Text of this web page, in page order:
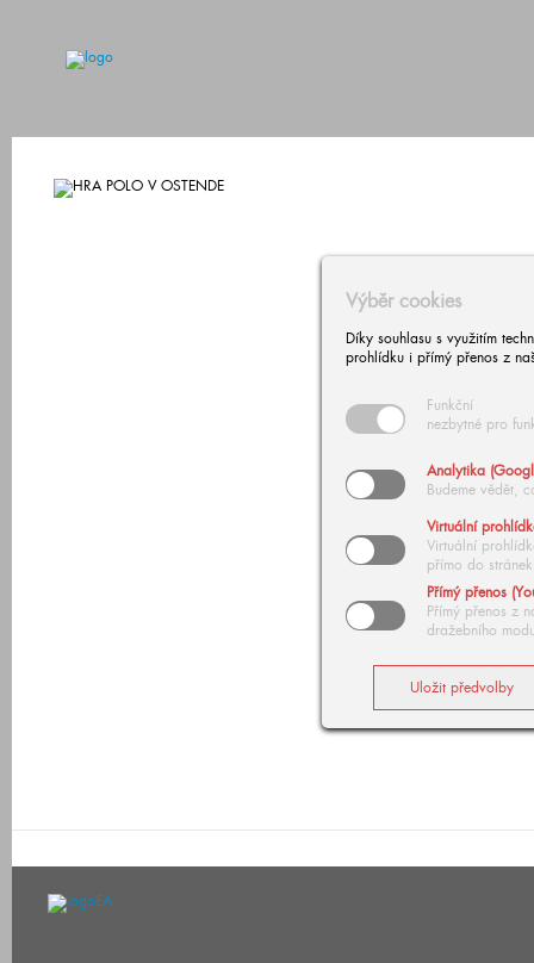
Výběr cookies
Díky souhlasu s využitím
prohlídku i přímý přenos z
Funkční
nezbytné pro
Analytika
Budeme vědět,
Virtuální
Virtuální
přímo do stránek
Přímý přenos
Přímý přenos z
dražebního